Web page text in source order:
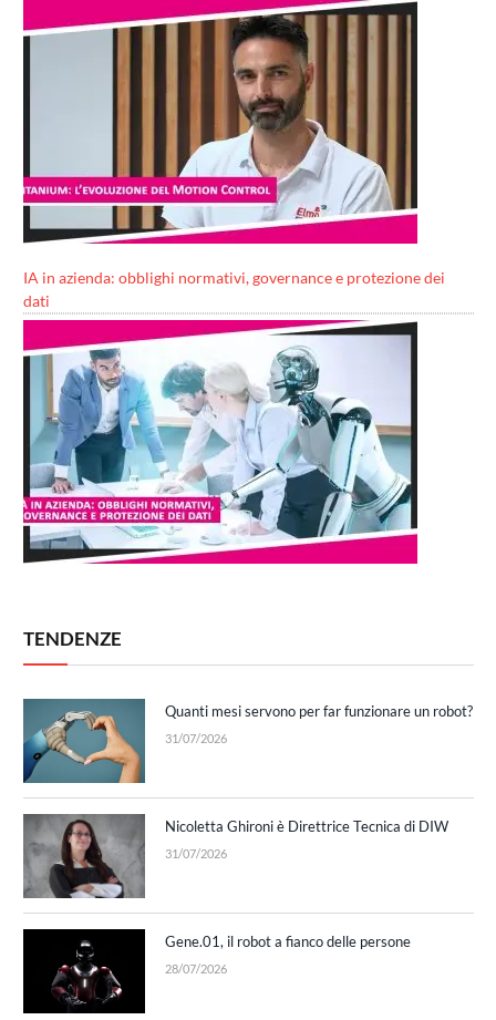
IA in azienda: obblighi normativi, governance e protezione dei
dati
TENDENZE
Quanti mesi servono per far funzionare un robot?
31/07/2026
Nicoletta Ghironi è Direttrice Tecnica di DIW
31/07/2026
Gene.01, il robot a fianco delle persone
28/07/2026